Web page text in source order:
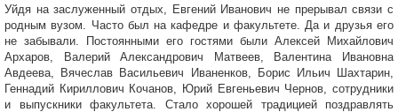
Уйдя на заслуженный отдых, Евгений Иванович не прерывал связи с
родным вузом. Часто был на кафедре и факультете. Да и друзья его
не забывали. Постоянными его гостями были Алексей Михайлович
Архаров, Валерий Александрович Матвеев, Валентина Ивановна
Авдеева, Вячеслав Васильевич Иваненков, Борис Ильич Шахтарин,
Геннадий Кириллович Кочанов, Юрий Евгеньевич Чернов, сотрудники
и выпускники факультета. Стало хорошей традицией поздравлять